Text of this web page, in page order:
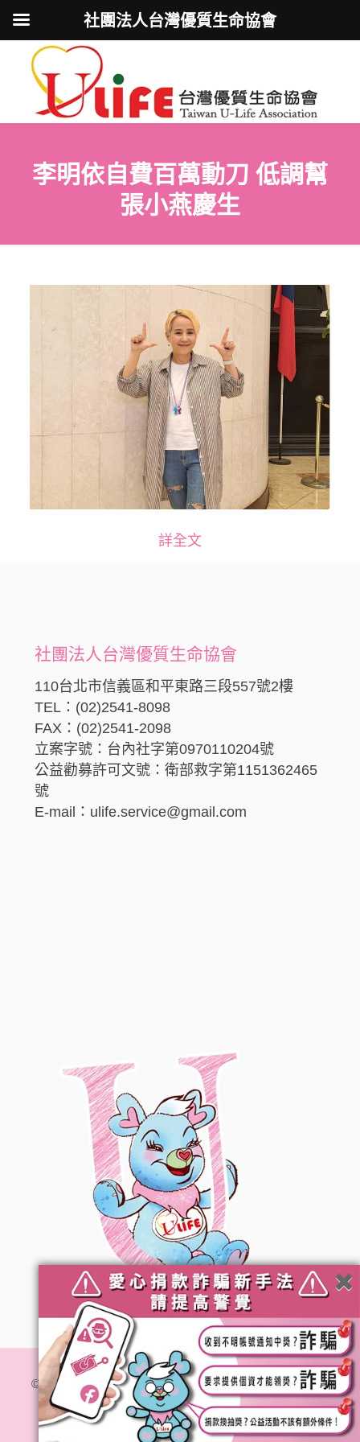
李明依自費百萬動刀 低調幫
張小燕慶生
詳全文
社團法人台灣優質生命協會
110台北市信義區和平東路三段557號2樓
TEL：(02)2541-8098
FAX：(02)2541-2098
立案字號：台內社字第0970110204號
公益勸募許可文號：衛部救字第1151362465
號
E-mail：ulife.service@gmail.com
© 社團法人台灣優質生命協會. All Rights Reserved.隱私
權政策
網站維運 :加利利創意傳媒
社團法人台灣優質生命協會